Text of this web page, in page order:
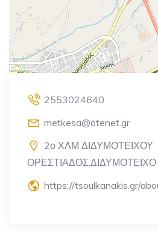
2553024640
metkesa@otenet.gr
2ο ΧΛΜ ΔΙΔΥΜΟΤΕΙΧΟΥ
ΟΡΕΣΤΙΑΔΟΣ,ΔΙΔΥΜΟΤΕΙΧΟ
https://tsoulkanakis.gr/